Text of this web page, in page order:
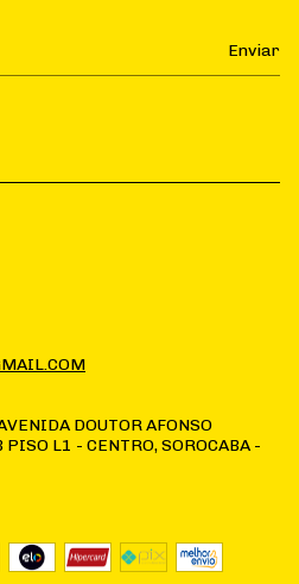
DOUTOR AFONSO
L1 - CENTRO, SOROCABA -